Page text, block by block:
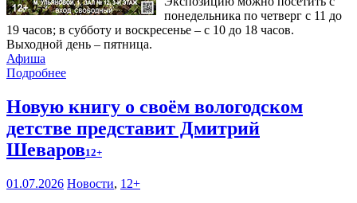
понедельника по четверг с 11 до
19 часов; в субботу и воскресенье – с 10 до 18 часов.
Выходной день – пятница.
Афиша
Подробнее
Новую книгу о своём вологодском
детстве представит Дмитрий
Шеваров12+
01.07.2026 Новости, 12+